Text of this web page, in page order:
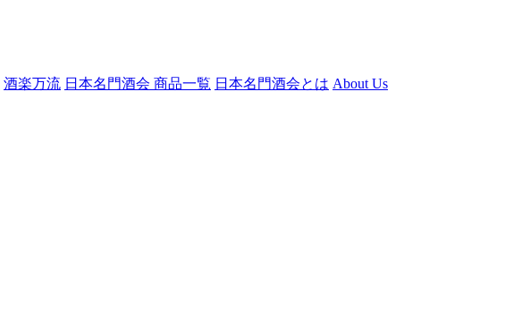
酒楽万流 日本名門酒会 商品一覧 日本名門酒会とは About Us